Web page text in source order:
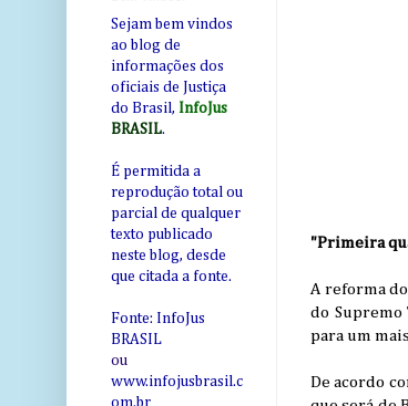
"Primeira
A reforma
do Supremo
para um
De acordo
Sejam bem vindos
ao blog de
informações dos
oficiais de Justiça
do Brasil, InfoJus
BRASIL.
É permitida a
reprodução total ou
parcial de qualquer
texto publicado
neste blog, desde
que citada a fonte.
Fonte: InfoJus
BRASIL
ou
www.infojusbrasil.c